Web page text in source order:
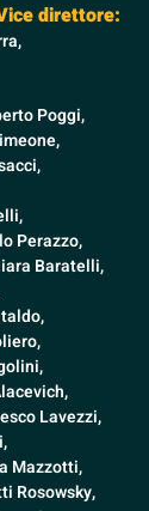
direttore:
Poggi,
Perazzo,
Baratelli,
Lavezzi,
Mazzotti,
Rosowsky,